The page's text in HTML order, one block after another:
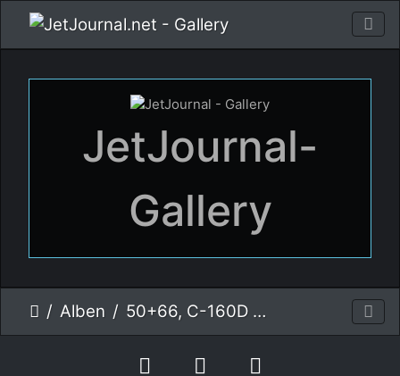
JetJournal-
Gallery
Alben 50+66, C-160D Transall, Deutsche Luftwaffe